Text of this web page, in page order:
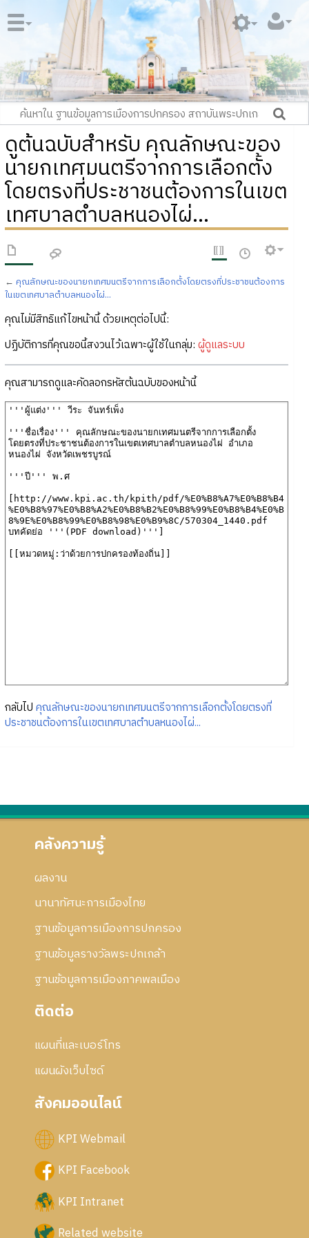
ดูต้นฉบับสำหรับ คุณลักษณะของ
นายกเทศมนตรีจากการเลือกตั้ง
โดยตรงที่ประชาชนต้องการในเขต
เทศบาลตำบลหนองไผ่...
← คุณลักษณะของนายกเทศมนตรีจากการเลือกตั้งโดยตรงที่ประชาชนต้องการ
ในเขตเทศบาลตำบลหนองไผ่...
คุณไม่มีสิทธิแก้ไขหน้านี้ ด้วยเหตุต่อไปนี้:
ปฏิบัติการที่คุณขอนี้สงวนไว้เฉพาะผู้ใช้ในกลุ่ม: ผู้ดูแลระบบ
คุณสามารถดูและคัดลอกรหัสต้นฉบับของหน้านี้
กลับไป คุณลักษณะของนายกเทศมนตรีจากการเลือกตั้งโดยตรงที่
ประชาชนต้องการในเขตเทศบาลตำบลหนองไผ่...
คลังความรู้
ผลงาน
นานาทัศนะการเมืองไทย
ฐานข้อมูลการเมืองการปกครอง
ฐานข้อมูลรางวัลพระปกเกล้า
ฐานข้อมูลการเมืองภาคพลเมือง
ติดต่อ
แผนที่และเบอร์โทร
แผนผังเว็บไซด์
สังคมออนไลน์
KPI Webmail
KPI Facebook
KPI Intranet
Related website